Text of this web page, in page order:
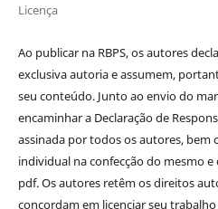
Licença
Ao publicar na RBPS, os autores
exclusiva autoria e assumem,
seu conteúdo. Junto ao envio do
encaminhar a Declaração de
assinada por todos os autores, bem
individual na confecção do mesmo
pdf. Os autores retêm os direitos
concordam em licenciar seu